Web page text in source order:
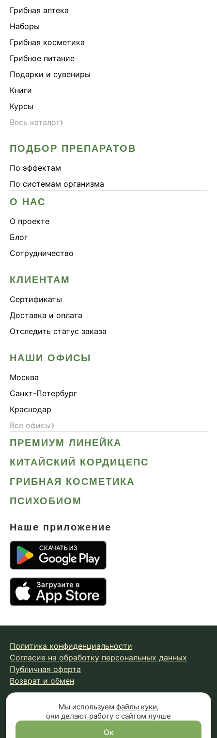
Грибная аптека
Наборы
Грибная косметика
Грибное питание
Подарки и сувениры
Книги
Курсы
Весь каталог›
ПОДБОР ПРЕПАРАТОВ
По эффектам
По системам организма
О НАС
О проекте
Блог
Сотрудничество
КЛИЕНТАМ
Сертификаты
Доставка и оплата
Отследить статус заказа
НАШИ ОФИСЫ
Москва
Санкт-Петербург
Краснодар
Все офисы›
ПРЕМИУМ ЛИНЕЙКА
КИТАЙСКИЙ КОРДИЦЕПС
ГРИБНАЯ КОСМЕТИКА
ПСИХОБИОМ
Наше приложение
Политика конфиденциальности
Согласие на обработку персональных данных
Публичная оферта
Возврат и обмен
© 2026 Fungiline — зарегистрированная торговая марка.
Копирование материалов с сайта запрещено.
Вся информация на сайте носит справочный характер и
Мы используем файлы куки,
они делают работу с сайтом лучше
Ок